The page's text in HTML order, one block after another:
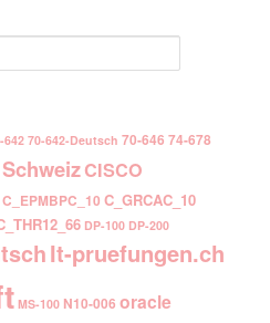
642 70-642-Deutsch 70-646 74-678
CISCO
C_EPMBPC_10 C_GRCAC_10
DP-100 DP-200
It-pruefungen.ch
MS-100 N10-006 oracle